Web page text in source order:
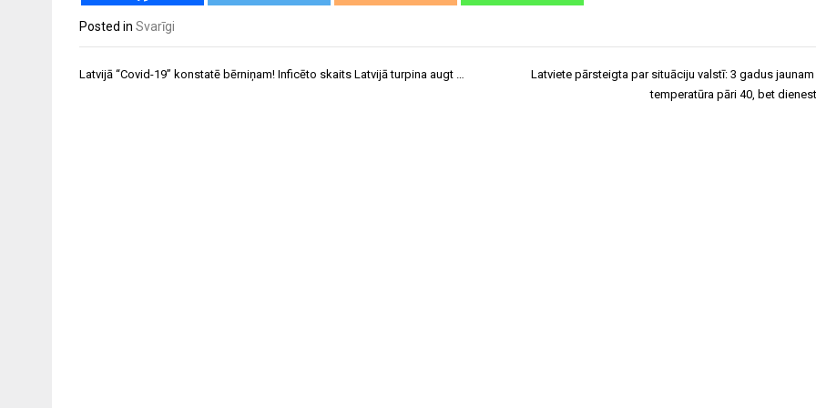
Posted in Svarīgi
Ziņu
Latvijā “Covid-19” konstatē bērniņam! Inficēto skaits Latvijā turpina augt …
Latviete pārsteigta par situāciju valstī: 3 gadus
temperatūra pāri 40, bet